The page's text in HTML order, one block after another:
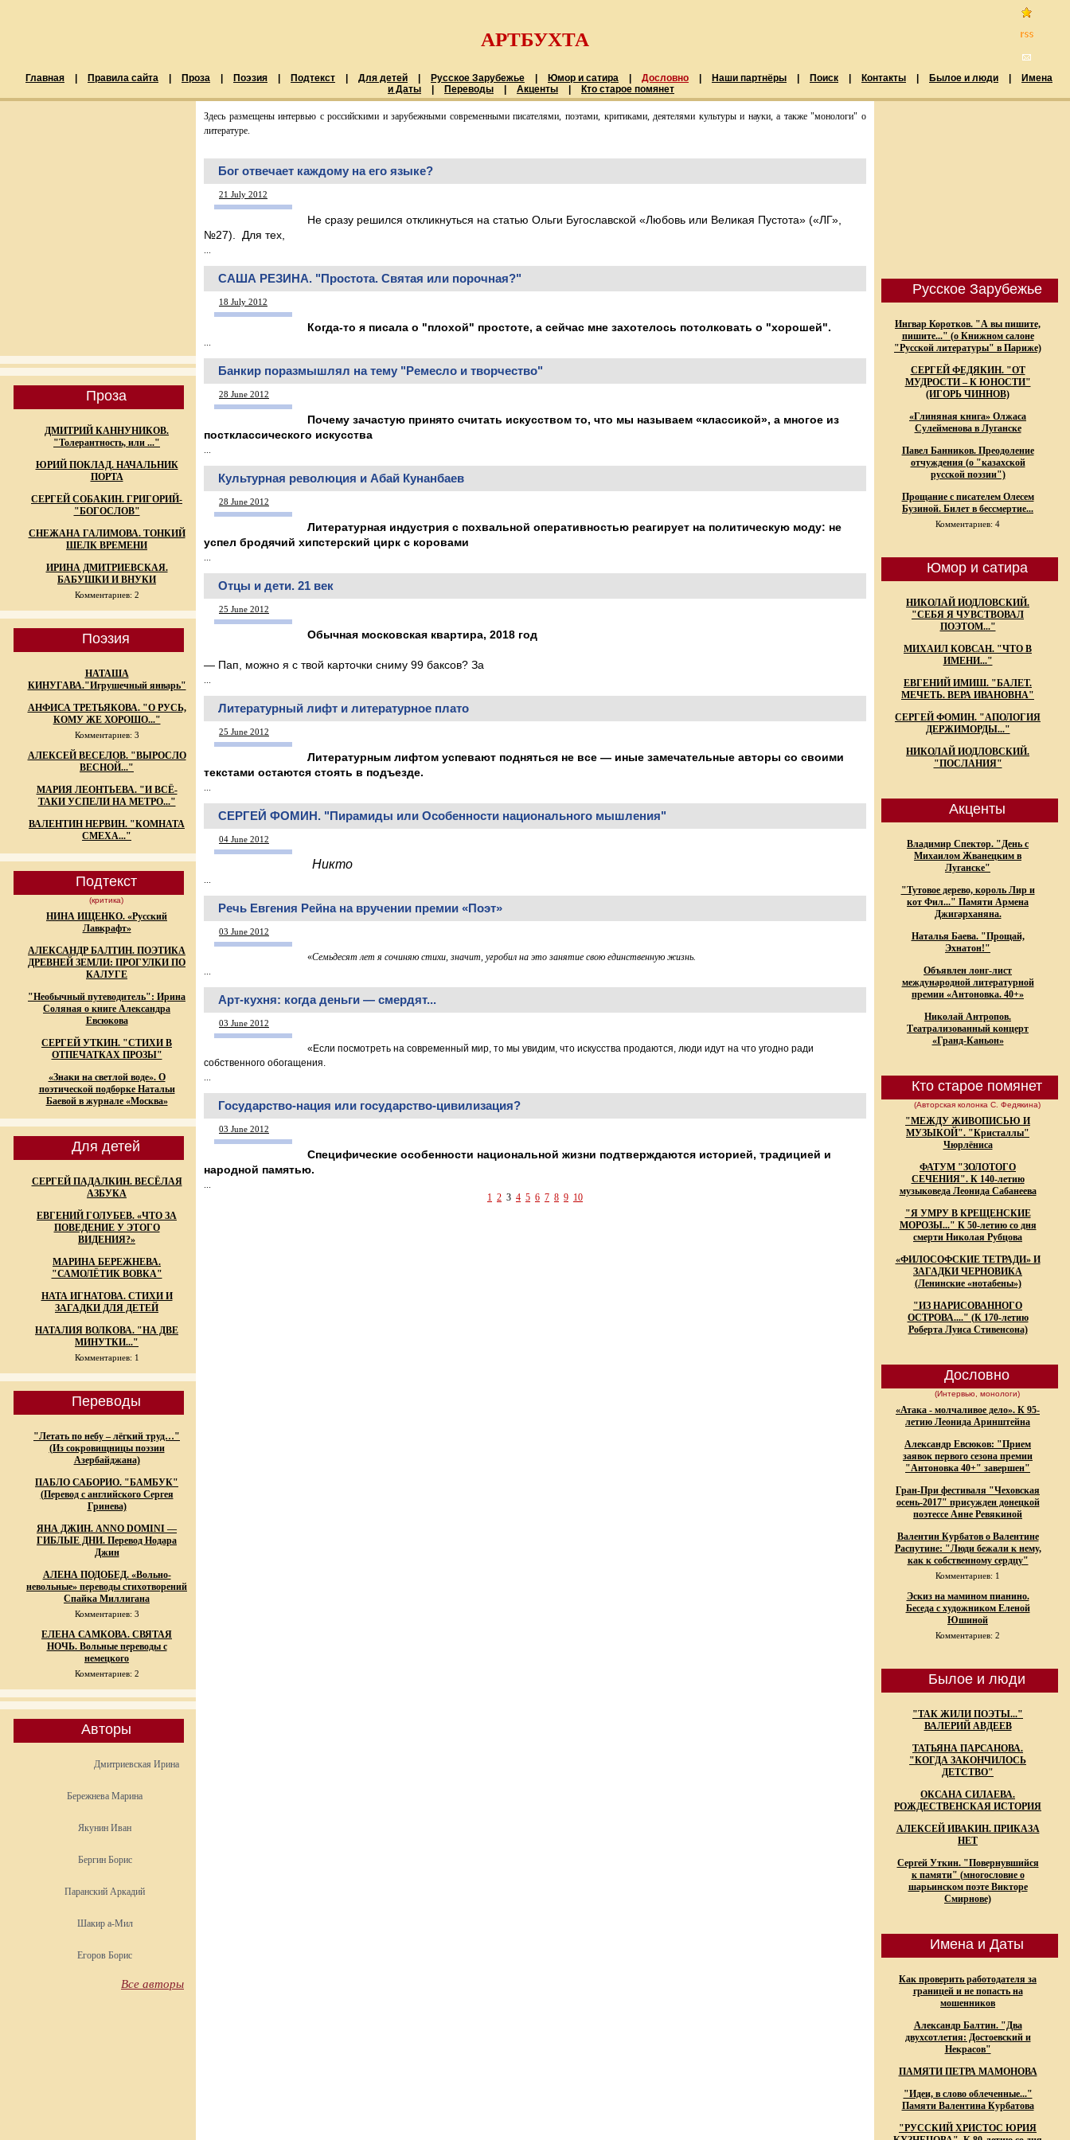
АРТБУХТА
Главная Правила сайта Проза Поэзия Подтекст Для детей Русское Зарубежье Юмор и сатира Дословно Наши партнёры Поиск Контакты Былое и люди
Имена
и Даты
Переводы Акценты Кто старое помянет
Проза
ДМИТРИЙ КАННУНИКОВ.
"Толерантность, или ..."
ЮРИЙ ПОКЛАД. НАЧАЛЬНИК
ПОРТА
СЕРГЕЙ СОБАКИН. ГРИГОРИЙ-
"БОГОСЛОВ"
СНЕЖАНА ГАЛИМОВА. ТОНКИЙ
ШЕЛК ВРЕМЕНИ
ИРИНА ДМИТРИЕВСКАЯ.
БАБУШКИ И ВНУКИ
Комментариев: 2
Поэзия
НАТАША
КИНУГАВА."Игрушечный январь"
АНФИСА ТРЕТЬЯКОВА. "О РУСЬ,
КОМУ ЖЕ ХОРОШО..."
Комментариев: 3
АЛЕКСЕЙ ВЕСЕЛОВ. "ВЫРОСЛО
ВЕСНОЙ..."
МАРИЯ ЛЕОНТЬЕВА. "И ВСЁ-
ТАКИ УСПЕЛИ НА МЕТРО..."
ВАЛЕНТИН НЕРВИН. "КОМНАТА
СМЕХА..."
Подтекст
(критика)
НИНА ИЩЕНКО. «Русский
Лавкрафт»
АЛЕКСАНДР БАЛТИН. ПОЭТИКА
ДРЕВНЕЙ ЗЕМЛИ: ПРОГУЛКИ ПО
КАЛУГЕ
"Необычный путеводитель": Ирина
Соляная о книге Александра
Евсюкова
СЕРГЕЙ УТКИН. "СТИХИ В
ОТПЕЧАТКАХ ПРОЗЫ"
«Знаки на светлой воде». О
поэтической подборке Натальи
Баевой в журнале «Москва»
Для детей
СЕРГЕЙ ПАДАЛКИН. ВЕСЁЛАЯ
АЗБУКА
ЕВГЕНИЙ ГОЛУБЕВ. «ЧТО ЗА
ПОВЕДЕНИЕ У ЭТОГО
ВИДЕНИЯ?»
МАРИНА БЕРЕЖНЕВА.
"САМОЛЁТИК ВОВКА"
НАТА ИГНАТОВА. СТИХИ И
ЗАГАДКИ ДЛЯ ДЕТЕЙ
НАТАЛИЯ ВОЛКОВА. "НА ДВЕ
МИНУТКИ..."
Комментариев: 1
Переводы
"Летать по небу – лёгкий труд…"
(Из сокровищницы поэзии
Азербайджана)
ПАБЛО САБОРИО. "БАМБУК"
(Перевод с английского Сергея
Гринева)
ЯНА ДЖИН. ANNO DOMINI —
ГИБЛЫЕ ДНИ. Перевод Нодара
Джин
АЛЕНА ПОДОБЕД. «Вольно-
невольные» переводы стихотворений
Спайка Миллигана
Комментариев: 3
ЕЛЕНА САМКОВА. СВЯТАЯ
НОЧЬ. Вольные переводы с
немецкого
Комментариев: 2
Авторы
Дмитриевская Ирина
Бережнева Марина
Якунин Иван
Бергин Борис
Паранский Аркадий
Шакир а-Мил
Егоров Борис
Все авторы
Здесь размещены интервью с российскими и зарубежными современными писателями, поэтами, критиками, деятелями культуры и науки, а также "монологи" о
литературе.
Бог отвечает каждому на его языке?
21 July 2012
Не сразу решился откликнуться на статью Ольги Бугославской «Любовь или Великая Пустота» («ЛГ»,
№27). Для тех,
...
САША РЕЗИНА. "Простота. Святая или порочная?"
18 July 2012
Когда-то я писала о "плохой" простоте, а сейчас мне захотелось потолковать о "хорошей".
...
Банкир поразмышлял на тему "Ремесло и творчество"
28 June 2012
Почему зачастую принято считать искусством то, что мы называем «классикой», а многое из
постклассического искусства
...
Культурная революция и Абай Кунанбаев
28 June 2012
Литературная индустрия с похвальной оперативностью реагирует на политическую моду: не
успел бродячий хипстерский цирк с коровами
...
Отцы и дети. 21 век
25 June 2012
Обычная московская квартира, 2018 год
— Пап, можно я с твой карточки сниму 99 баксов? За
...
Литературный лифт и литературное плато
25 June 2012
Литературным лифтом успевают подняться не все — иные замечательные авторы со своими
текстами остаются стоять в подъезде.
...
СЕРГЕЙ ФОМИН. "Пирамиды или Особенности национального мышления"
04 June 2012
Никто
...
Речь Евгения Рейна на вручении премии «Поэт»
03 June 2012
«Семьдесят лет я сочиняю стихи, значит, угробил на это занятие свою единственную жизнь.
...
Арт-кухня: когда деньги — смердят...
03 June 2012
«Если посмотреть на современный мир, то мы увидим, что искусства продаются, люди идут на что угодно ради
собственного обогащения.
...
Государство-нация или государство-цивилизация?
03 June 2012
Специфические особенности национальной жизни подтверждаются историей, традицией и
народной памятью.
...
1 2 3 4 5 6 7 8 9 10
Русское Зарубежье
Ингвар Коротков. "А вы пишите,
пишите..." (о Книжном салоне
"Русской литературы" в Париже)
СЕРГЕЙ ФЕДЯКИН. "ОТ
МУДРОСТИ – К ЮНОСТИ"
(ИГОРЬ ЧИННОВ)
«Глиняная книга» Олжаса
Сулейменова в Луганске
Павел Банников. Преодоление
отчуждения (о "казахской
русской поэзии")
Прощание с писателем Олесем
Бузиной. Билет в бессмертие...
Комментариев: 4
Юмор и сатира
НИКОЛАЙ ИОДЛОВСКИЙ.
"СЕБЯ Я ЧУВСТВОВАЛ
ПОЭТОМ..."
МИХАИЛ КОВСАН. "ЧТО В
ИМЕНИ..."
ЕВГЕНИЙ ИМИШ. "БАЛЕТ.
МЕЧЕТЬ. ВЕРА ИВАНОВНА"
СЕРГЕЙ ФОМИН. "АПОЛОГИЯ
ДЕРЖИМОРДЫ..."
НИКОЛАЙ ИОДЛОВСКИЙ.
"ПОСЛАНИЯ"
Акценты
Владимир Спектор. "День с
Михаилом Жванецким в
Луганске"
"Тутовое дерево, король Лир и
кот Фил..." Памяти Армена
Джигарханяна.
Наталья Баева. "Прощай,
Эхнатон!"
Объявлен лонг-лист
международной литературной
премии «Антоновка. 40+»
Николай Антропов.
Театрализованный концерт
«Гранд-Каньон»
Кто старое помянет
(Авторская колонка С. Федякина)
"МЕЖДУ ЖИВОПИСЬЮ И
МУЗЫКОЙ". "Кристаллы"
Чюрлёниса
ФАТУМ "ЗОЛОТОГО
СЕЧЕНИЯ". К 140-летию
музыковеда Леонида Сабанеева
"Я УМРУ В КРЕЩЕНСКИЕ
МОРОЗЫ..." К 50-летию со дня
смерти Николая Рубцова
«ФИЛОСОФСКИЕ ТЕТРАДИ» И
ЗАГАДКИ ЧЕРНОВИКА
(Ленинские «нотабены»)
"ИЗ НАРИСОВАННОГО
ОСТРОВА...." (К 170-летию
Роберта Луиса Стивенсона)
Дословно
(Интервью, монологи)
«Атака - молчаливое дело». К 95-
летию Леонида Аринштейна
Александр Евсюков: "Прием
заявок первого сезона премии
"Антоновка 40+" завершен"
Гран-При фестиваля "Чеховская
осень-2017" присужден донецкой
поэтессе Анне Ревякиной
Валентин Курбатов о Валентине
Распутине: "Люди бежали к нему,
как к собственному сердцу"
Комментариев: 1
Эскиз на мамином пианино.
Беседа с художником Еленой
Юшиной
Комментариев: 2
Былое и люди
"ТАК ЖИЛИ ПОЭТЫ..."
ВАЛЕРИЙ АВДЕЕВ
ТАТЬЯНА ПАРСАНОВА.
"КОГДА ЗАКОНЧИЛОСЬ
ДЕТСТВО"
ОКСАНА СИЛАЕВА.
РОЖДЕСТВЕНСКАЯ ИСТОРИЯ
АЛЕКСЕЙ ИВАКИН. ПРИКАЗА
НЕТ
Сергей Уткин. "Повернувшийся
к памяти" (многословие о
шарьинском поэте Викторе
Смирнове)
Имена и Даты
Как проверить работодателя за
границей и не попасть на
мошенников
Александр Балтин. "Два
двухсотлетия: Достоевский и
Некрасов"
ПАМЯТИ ПЕТРА МАМОНОВА
"Идеи, в слово облеченные..."
Памяти Валентина Курбатова
"РУССКИЙ ХРИСТОС ЮРИЯ